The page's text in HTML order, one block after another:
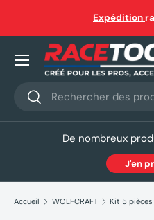
Aller au contenu
Expédition
Recherche
Rechercher
Nos produits
De nombreux
J'en
Accueil WOLFCRAFT Kit 5 pièces